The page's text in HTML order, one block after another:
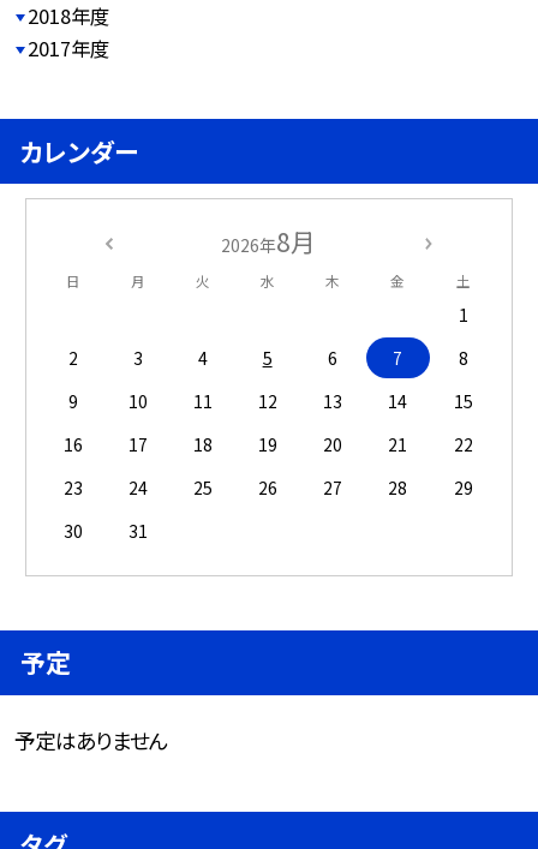
2018年度
2017年度
カレンダー
2026年8月
日 月 火 水 木 金 土
1
2
3 4 5 6 7
8
9
10 11 12 13 14
15
16
17 18 19 20 21
22
23
24 25 26 27 28
29
30
31
予定
予定はありません